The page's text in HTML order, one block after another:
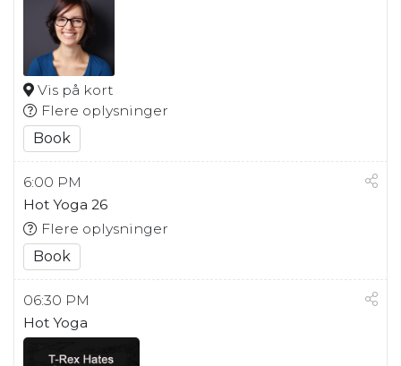
Vis på kort
Flere oplysninger
Book
6:00 PM
Hot Yoga 26
Flere oplysninger
Book
06:30 PM
Hot Yoga